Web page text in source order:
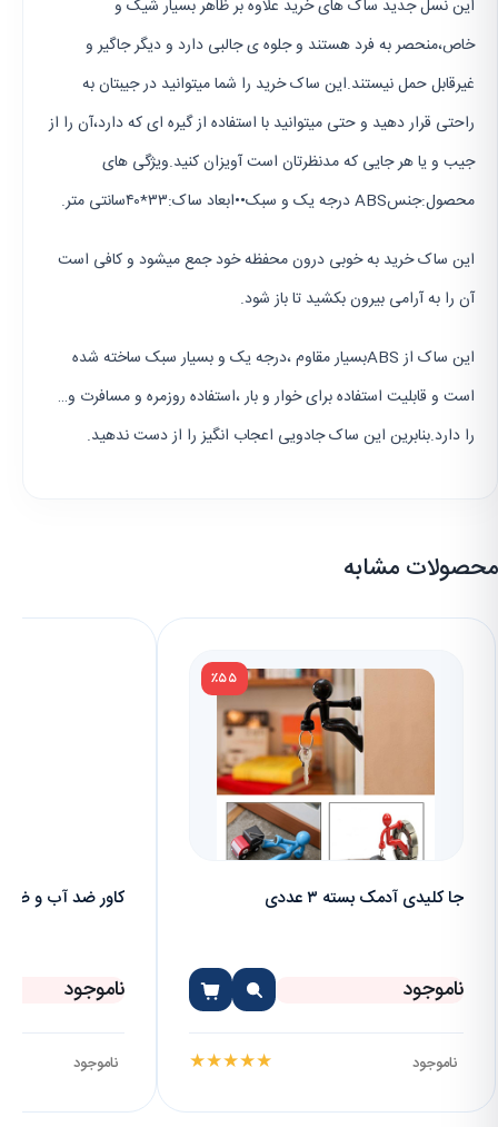
این نسل جدید ساک های خرید علاوه بر ظاهر بسیار شیک و
خاص،منحصر به فرد هستند و جلوه ی جالبی دارد و دیگر جاگیر و
غیرقابل حمل نیستند.این ساک خرید را شما میتوانید در جیبتان به
راحتی قرار دهید و حتی میتوانید با استفاده از گیره ای که دارد،آن را از
جیب و یا هر جایی که مدنظرتان است آویزان کنید.ویژگی های
محصول:جنسABS درجه یک و سبک••ابعاد ساک:۳۳*۴۰سانتی متر.
این ساک خرید به خوبی درون محفظه خود جمع میشود و کافی است
آن را به آرامی بیرون بکشید تا باز شود.
این ساک از ABSبسیار مقاوم ،درجه یک و بسیار سبک ساخته شده
است و قابلیت استفاده برای خوار و بار ،استفاده روزمره و مسافرت و…
را دارد.بنابرین این ساک جادویی اعجاب انگیز را از دست ندهید.
محصولات مشابه
٪۵۵
جا کلیدی آدمک بسته ۳ عددی
ناموجود
ناموجود ★★★★★
کاور ضد آب و
ناموجود
ناموجود